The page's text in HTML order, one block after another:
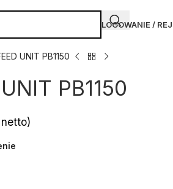
LOGOWANIE /
UNIT PB1150
PB1150